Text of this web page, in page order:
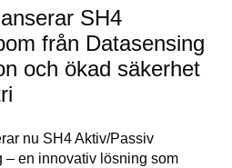
SH4
från Datasensing
och ökad säkerhet
nu SH4 Aktiv/Passiv
– en innovativ lösning som